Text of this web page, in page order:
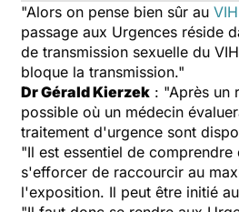
"Alors on pense bien sûr au VIH
passage aux Urgences réside
de transmission sexuelle du
bloque la transmission."
Dr Gérald Kierzek : "Après un
possible où un médecin
traitement d'urgence sont
"Il est essentiel de
s'efforcer de raccourcir au
l'exposition. Il peut être initié